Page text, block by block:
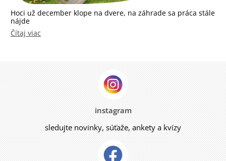
Hoci už december klope na dvere, na záhrade sa práca stále
nájde
Čítaj viac
instagram
sledujte novinky, súťaže, ankety a kvízy